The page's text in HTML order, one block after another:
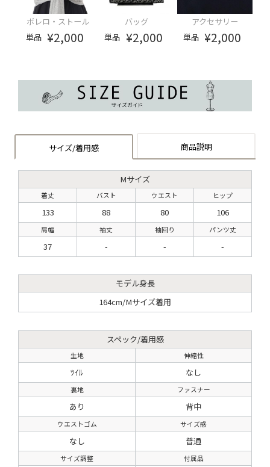
ボレロ・ストール
単品 ¥2,000
バッグ
単品 ¥2,000
アクセサリー
単品 ¥2,000
サイズ/着用感 商品説明
Mサイズ
着丈 バスト ウエスト ヒップ
133 88 80 106
肩幅 袖丈 袖回り パンツ丈
37 - - -
モデル身長
164cm/Mサイズ着用
スペック/着用感
生地 伸縮性
ﾂｲﾙ なし
裏地 ファスナー
あり 背中
ウエストゴム サイズ感
なし 普通
サイズ調整 付属品